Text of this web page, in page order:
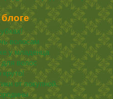
волосам
у младенца
для волос
от покупной.